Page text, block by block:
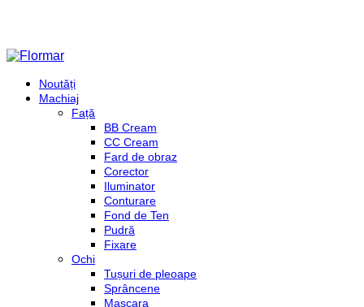
Noutăți
Machiaj
Față
BB Cream
CC Cream
Fard de obraz
Corector
Iluminator
Conturare
Fond de Ten
Pudră
Fixare
Ochi
Tușuri de pleoape
Sprâncene
Mascara